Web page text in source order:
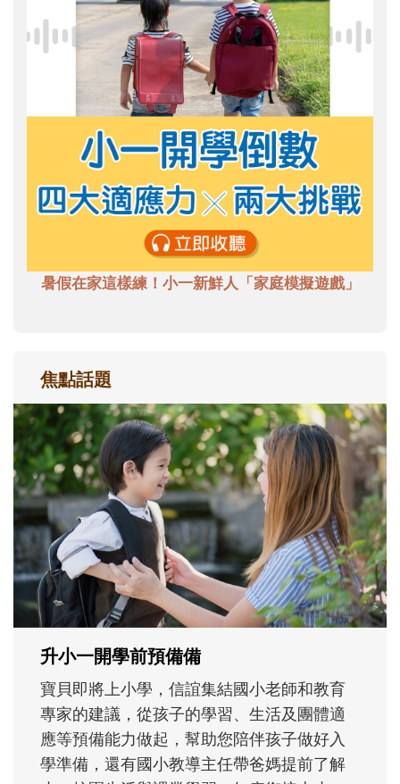
暑假在家這樣練！小一新鮮人「家庭模擬遊戲」
焦點話題
和孩子一起長大的那個男人│讀懂父親的
不同模樣
沒有人天生就擅長當爸爸！男人總是在一次
次「前所未有」的體驗中，跟著孩子一起長
大。從給予安全感的肢體遊戲，到獨立自
主、角色認同及解決問題的能力養成。爸爸
正嘗試用不同的模樣，參與孩子每個重要的